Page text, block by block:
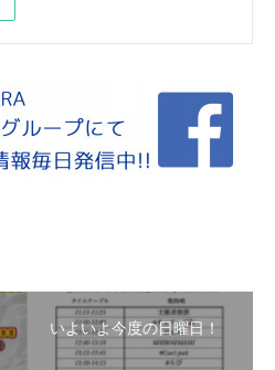
いよいよ今度の日曜日！